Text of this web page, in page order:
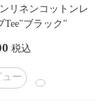
リネンコットンレ
Tee"ブラック"
税込
ュー